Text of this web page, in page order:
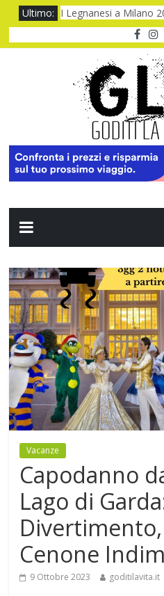
Ultimo: I Legnanesi a Milano
Film al cinema ad
Dentro Viaggio e
Quando il CUP ti fa
Baviera da fiaba tra
Vacanze
Capodanno
Lago di
Divertimento,
Cenone
9 Ottobre 2023 goditilavita.it